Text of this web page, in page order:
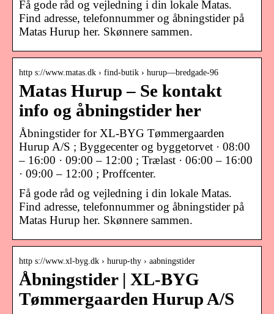
Få gode råd og vejledning i din lokale Matas.
Find adresse, telefonnummer og åbningstider på
Matas Hurup her. Skønnere sammen.
http s://www.matas.dk › find-butik › hurup—bredgade-96
Matas Hurup – Se kontakt
info og åbningstider her
Åbningstider for XL-BYG Tømmergaarden
Hurup A/S ; Byggecenter og byggetorvet · 08:00
– 16:00 · 09:00 – 12:00 ; Trælast · 06:00 – 16:00
· 09:00 – 12:00 ; Proffcenter.
Få gode råd og vejledning i din lokale Matas.
Find adresse, telefonnummer og åbningstider på
Matas Hurup her. Skønnere sammen.
http s://www.xl-byg.dk › hurup-thy › aabningstider
Åbningstider | XL-BYG
Tømmergaarden Hurup A/S